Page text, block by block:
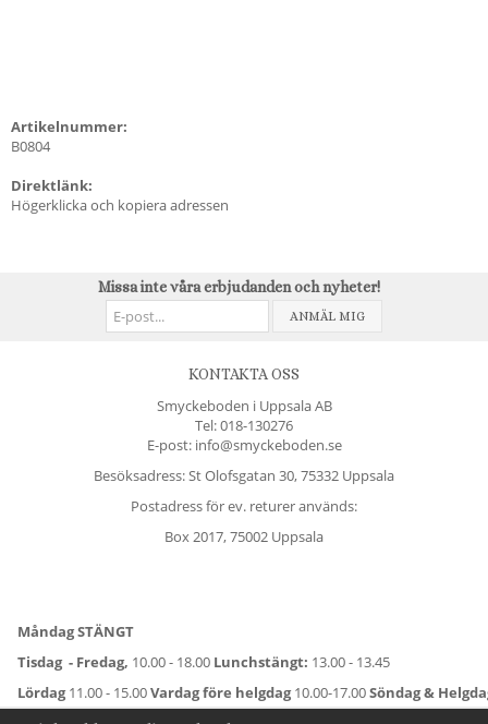
Artikelnummer:
B0804
Direktlänk:
Högerklicka och kopiera adressen
Missa inte våra erbjudanden och nyheter!
ANMÄL MIG
KONTAKTA OSS
Smyckeboden i Uppsala AB
Tel:018-130276
E-post: info@smyckeboden.se
Besöksadress: St Olofsgatan 30, 75332 Uppsala
Postadress för ev. returer används:
Box 2017, 75002 Uppsala
Måndag STÄNGT
Tisdag - Fredag, 10.00 - 18.00 Lunchstängt: 13.00 - 13.45
Lördag11.00 - 15.00Vardag före helgdag10.00-17.00Söndag &